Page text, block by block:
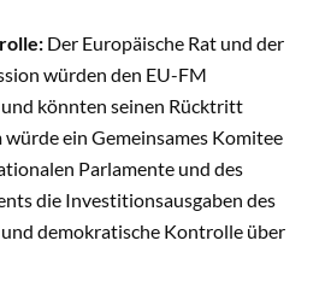
Der Europäische Rat und der
würden den EU-FM
könnten seinen Rücktritt
ein Gemeinsames Komitee
Parlamente und des
die Investitionsausgaben des
demokratische Kontrolle über